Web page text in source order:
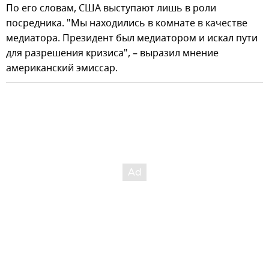
По его словам, США выступают лишь в роли
посредника. "Мы находились в комнате в качестве
медиатора. Президент был медиатором и искал пути
для разрешения кризиса", – выразил мнение
американский эмиссар.